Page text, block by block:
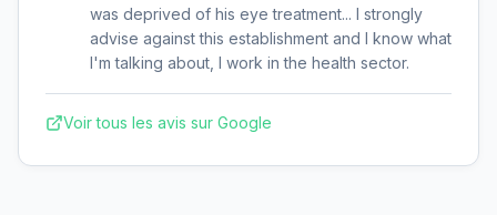
was deprived of his eye treatment... I strongly
advise against this establishment and I know what
I'm talking about, I work in the health sector.
Voir tous les avis sur Google